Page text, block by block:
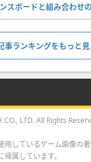
スボードと組み合わせ
事ランキングをもっと
LTD. All Rights
用しているゲーム画像の
属しています。